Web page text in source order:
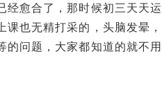
经愈合了，那时候初三天天运
也无精打采的，头脑发晕，
的问题，大家都知道的就不用